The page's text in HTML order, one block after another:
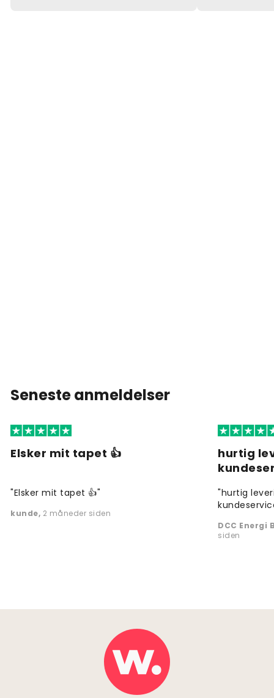
Seneste anmeldelser
Elsker mit tapet 👍
"Elsker mit tapet 👍"
kunde, 2 måneder siden
hurtig
"hurtig
DCC Energi
siden